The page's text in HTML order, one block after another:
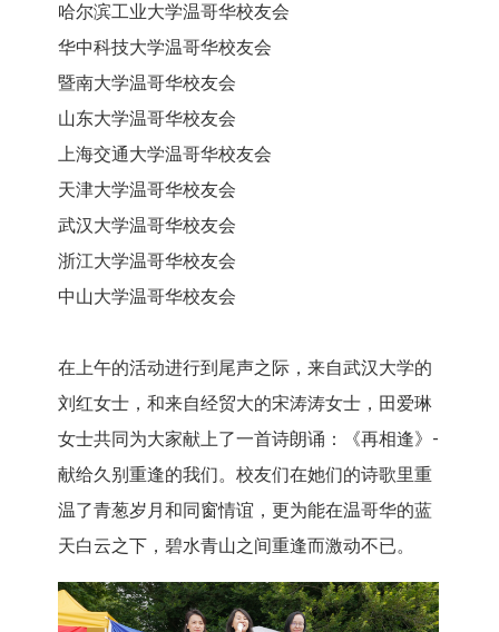
哈尔滨工业大学温哥华校友会
华中科技大学温哥华校友会
暨南大学温哥华校友会
山东大学温哥华校友会
上海交通大学温哥华校友会
天津大学温哥华校友会
武汉大学温哥华校友会
浙江大学温哥华校友会
中山大学温哥华校友会
在上午的活动进行到尾声之际，来自武汉大学的
刘红女士，和来自经贸大的宋涛涛女士，田爱琳
女士共同为大家献上了一首诗朗诵：《再相逢》-
献给久别重逢的我们。校友们在她们的诗歌里重
温了青葱岁月和同窗情谊，更为能在温哥华的蓝
天白云之下，碧水青山之间重逢而激动不已。